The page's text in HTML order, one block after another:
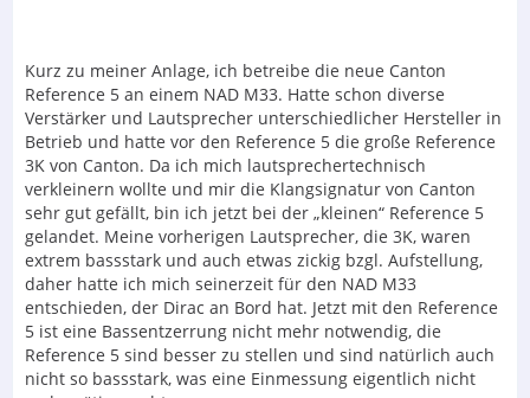
Kurz zu meiner Anlage, ich betreibe die neue Canton
Reference 5 an einem NAD M33. Hatte schon diverse
Verstärker und Lautsprecher unterschiedlicher Hersteller in
Betrieb und hatte vor den Reference 5 die große Reference
3K von Canton. Da ich mich lautsprechertechnisch
verkleinern wollte und mir die Klangsignatur von Canton
sehr gut gefällt, bin ich jetzt bei der „kleinen“ Reference 5
gelandet. Meine vorherigen Lautsprecher, die 3K, waren
extrem bassstark und auch etwas zickig bzgl. Aufstellung,
daher hatte ich mich seinerzeit für den NAD M33
entschieden, der Dirac an Bord hat. Jetzt mit den Reference
5 ist eine Bassentzerrung nicht mehr notwendig, die
Reference 5 sind besser zu stellen und sind natürlich auch
nicht so bassstark, was eine Einmessung eigentlich nicht